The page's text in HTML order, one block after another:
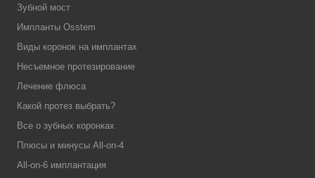
Зубной мост
Импланты Osstem
Виды коронок на имплантах
Несъемное протезирование
Лечение флюса
Какой протез выбрать?
Все о зубных коронках
Плюсы и минусы All-on-4
All-on-6 имплантация